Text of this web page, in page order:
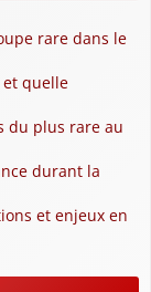
rare dans le
quelle
du plus rare au
durant la
et enjeux en